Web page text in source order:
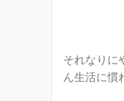
それなりに
ん生活に慣